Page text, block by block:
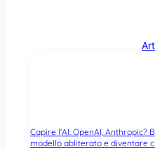
Capire l’AI: OpenAI, Anthropic?
modello abliterato e diventare